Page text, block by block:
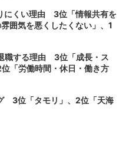
にくい理由 3位「情報共有を
囲気を悪くしたくない」、1
職する理由 3位「成長・ス
「労働時間・休日・働き方
3位「タモリ」、2位「天海